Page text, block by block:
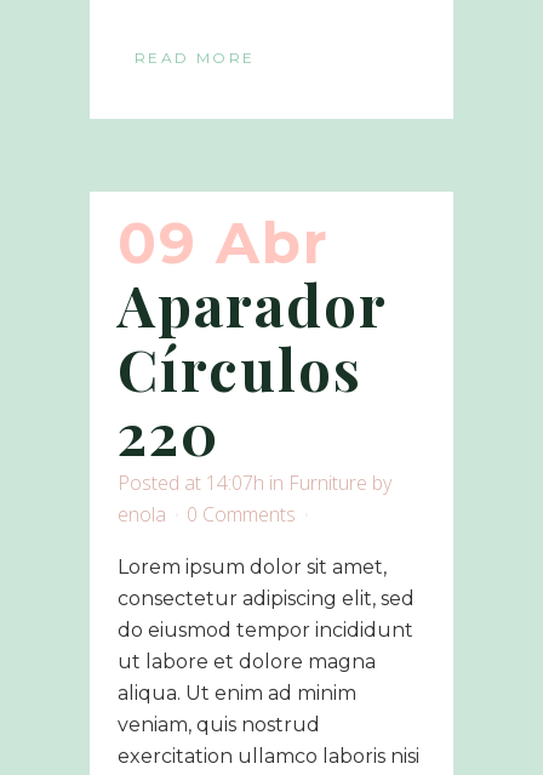
READ MORE
09 Abr
Aparador
Círculos
220
Posted at 14:07h in Furniture by
enola
0 Comments
Lorem ipsum dolor sit amet,
consectetur adipiscing elit, sed
do eiusmod tempor incididunt
ut labore et dolore magna
aliqua. Ut enim ad minim
veniam, quis nostrud
exercitation ullamco laboris nisi